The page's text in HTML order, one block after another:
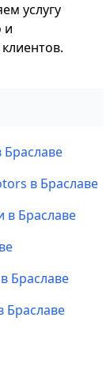
услугу
и
в Браславе
в Браславе
Браславе
Браславе